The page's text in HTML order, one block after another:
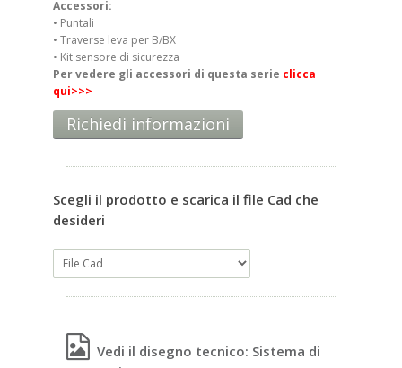
Accessori:
• Puntali
• Traverse leva per B/BX
• Kit sensore di sicurezza
Per vedere gli accessori di questa serie clicca
qui>>>
Richiedi informazioni
Scegli il prodotto e scarica il file Cad che
desideri
Vedi il disegno tecnico: Sistema di